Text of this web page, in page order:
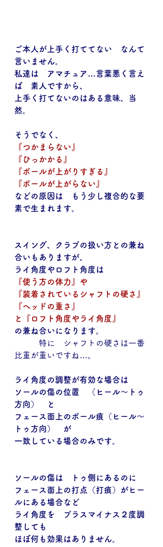
ご本人が上手く打ててない　なんて
言いません。
私達は　アマチュア…言葉悪く言え
ば　素人ですから、
上手く打てないのはある意味、当
然。
そうでなく、
『つかまらない』
『ひっかかる』
『ボールが上がりすぎる』
『ボールが上がらない』
などの原因は　もう少し複合的な要
素で生まれます。
スイング、クラブの扱い方との兼ね
合いもありますが、
ライ角度やロフト角度は
『使う方の体力』や
『装着されているシャフトの硬さ』
『ヘッドの重さ』
と『ロフト角度やライ角度』
の兼ね合いになります。
特に　シャフトの硬さは一番
比重が重いですね…。
ライ角度の調整が有効な場合は
ソールの傷の位置　（ヒール～トゥ
方向）　と
フェース面上のボール痕（ヒール～
トゥ方向）　が
一致している場合のみです。
ソールの傷は　トゥ側にあるのに
フェース面上の打点（打痕）がヒー
ルにある場合など
ライ角度を　プラスマイナス２度調
整しても
ほぼ何も効果はありません。